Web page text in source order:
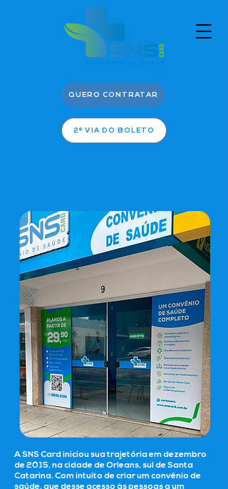
QUERO CONTRATAR
2ª VIA DO BOLETO
A SNS Card iniciou sua trajetória em dezembro
de 2015, na cidade de Orleans, sul de Santa
Catarina. Com intuito de criar um convênio de
saúde, que desse acesso às pessoas a um